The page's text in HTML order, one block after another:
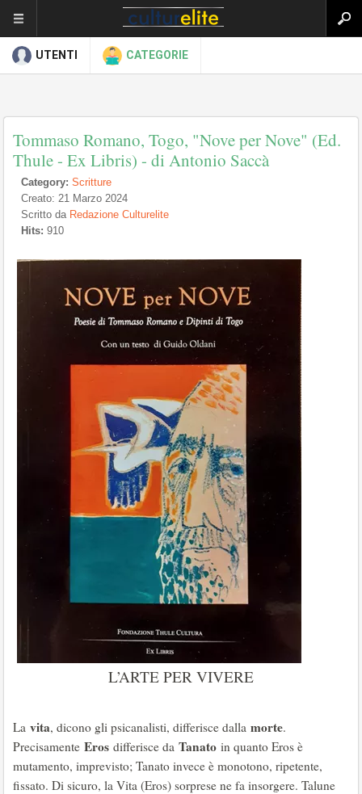
UTENTI CATEGORIE
Tommaso Romano, Togo, "Nove per Nove" (Ed.
Thule - Ex Libris) - di Antonio Saccà
Category: Scritture
Creato: 21 Marzo 2024
Scritto da Redazione Culturelite
Hits: 910
L’ARTE PER VIVERE
La vita, dicono gli psicanalisti, differisce dalla morte.
Precisamente Eros differisce da Tanato in quanto Eros è
mutamento, imprevisto; Tanato invece è monotono, ripetente,
fissato. Di sicuro, la Vita (Eros) sorprese ne fa insorgere. Talune